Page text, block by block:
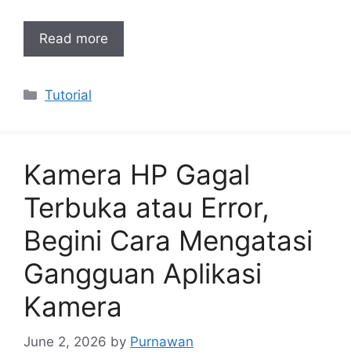
Read more
Categories
Tutorial
Kamera HP Gagal
Terbuka atau Error,
Begini Cara Mengatasi
Gangguan Aplikasi
Kamera
June 2, 2026 by Purnawan